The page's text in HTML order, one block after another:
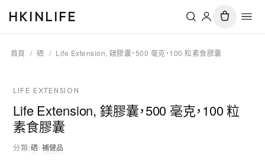
HKINLIFE
首頁 / 硒 / Life Extension, 鎂膠囊，500 毫克，100 粒素食膠囊
LIFE EXTENSION
Life Extension, 鎂膠囊，500 毫克，100 粒
素食膠囊
分類:硒·補健品